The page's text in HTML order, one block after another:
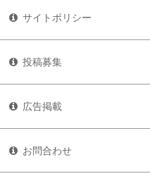
サイトポリシー
投稿募集
広告掲載
お問合わせ